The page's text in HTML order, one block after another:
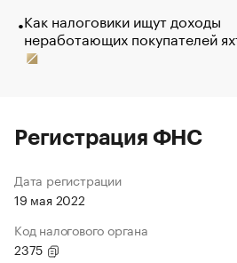
Как налоговики ищут доходы
неработающих покупателей
Регистрация ФНС
Дата регистрации
19 мая 2022
Код налогового органа
2375